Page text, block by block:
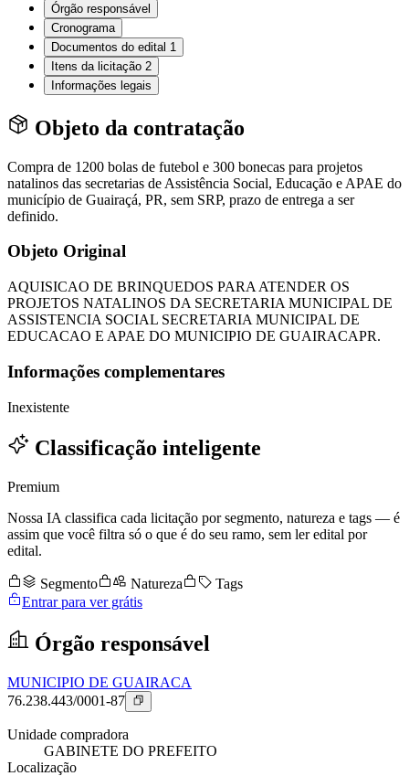
Órgão responsável
Cronograma
Documentos do edital 1
Itens da licitação 2
Informações legais
Objeto da contratação
Compra de 1200 bolas de futebol e 300 bonecas para projetos
natalinos das secretarias de Assistência Social, Educação e APAE do
município de Guairaçá, PR, sem SRP, prazo de entrega a ser
definido.
Objeto Original
AQUISICAO DE BRINQUEDOS PARA ATENDER OS
PROJETOS NATALINOS DA SECRETARIA MUNICIPAL DE
ASSISTENCIA SOCIAL SECRETARIA MUNICIPAL DE
EDUCACAO E APAE DO MUNICIPIO DE GUAIRACAPR.
Informações complementares
Inexistente
Classificação inteligente
Premium
Nossa IA classifica cada licitação por segmento, natureza e tags — é
assim que você filtra só o que é do seu ramo, sem ler edital por
edital.
Segmento Natureza
Tags
Entrar para ver grátis
Órgão responsável
MUNICIPIO DE GUAIRACA
76.238.443/0001-87
Unidade compradora
GABINETE DO PREFEITO
Localização